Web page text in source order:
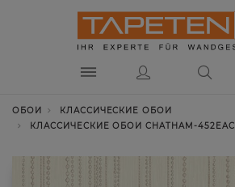
ОБОИ
КЛАССИЧЕСКИЕ ОБОИ
КЛАССИЧЕСКИЕ ОБОИ CHATHAM-452EAC